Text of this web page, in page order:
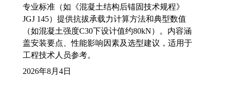
专业标准（如《混凝土结构后锚固技术规程》
JGJ 145）提供抗拔承载力计算方法和典型数值
（如混凝土强度C30下设计值约80kN）。内容涵
盖安装要点、性能影响因素及选型建议，适用于
工程技术人员参考。
2026年8月4日